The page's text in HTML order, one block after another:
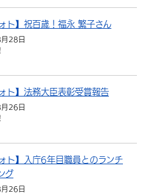
ォト】祝百歳！福永 繁子さん
28日
ォト】法務大臣表彰受賞報告
26日
ォト】入庁6年目職員とのランチ
グ
26日